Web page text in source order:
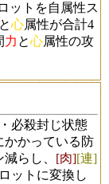
ットを自属性ス
と心属性が合計4
力 と心属性の攻
必殺封じ状態
かかっている防
らし、 [肉][連]
ットに変換し